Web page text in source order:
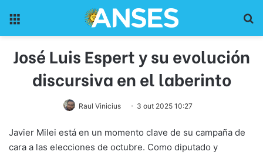
José Luis Espert y su evolución
discursiva en el laberinto
Raul Vinicius 3 out 2025 10:27
Javier Milei está en un momento clave de su campaña de
cara a las elecciones de octubre. Como diputado y